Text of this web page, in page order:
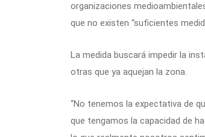
organizaciones
que no existen “suficientes
La medida buscará impedir la
otras que ya aquejan la zona.
“No tenemos la expectativa de
que tengamos la capacidad de